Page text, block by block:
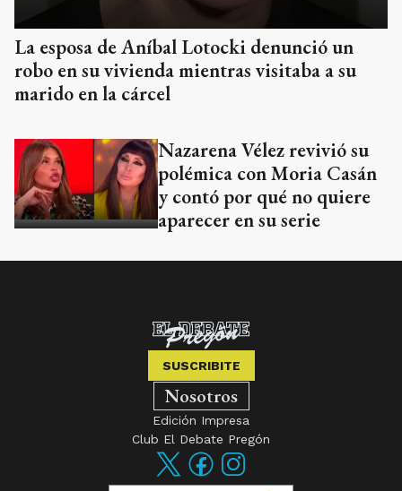
La esposa de Aníbal Lotocki denunció un
robo en su vivienda mientras visitaba a su
marido en la cárcel
Nazarena Vélez revivió su
polémica con Moria Casán
y contó por qué no quiere
aparecer en su serie
SUSCRIBITE
Nosotros
Edición Impresa
Club El Debate Pregón